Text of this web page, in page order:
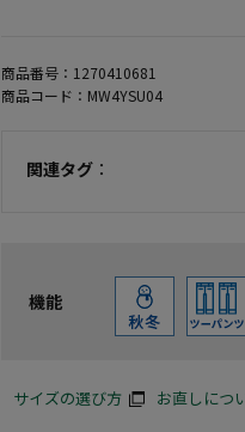
商品番号： 1270410681
商品コード： MW4YSU04
関連タグ ：
機能
サイズの選び方 お直しにつ